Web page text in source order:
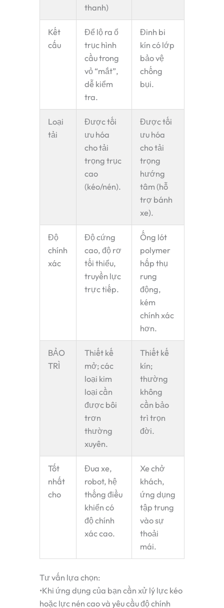
thanh)
Kết
cấu
Để lộ raổ
trục hình
cầutrong
vỏ “mắt”,
dễ kiểm
tra.
Đinh bi
kín có lớp
bảo vệ
chống
bụi.
Loại
tải
Được tối
ưu hóa
cho tải
trọng trục
cao
(kéo/nén).
Được tối
ưu hóa
cho tải
trọng
hướng
tâm (hỗ
trợ bánh
xe).
Độ
chính
xác
Độ cứng
cao, độ rơ
tối thiểu,
truyền lực
trực tiếp.
Ống lót
polymer
hấp thụ
rung
động,
kém
chính xác
hơn.
BẢO
TRÌ
Thiết kế
mở; các
loại kim
loại cần
được bôi
trơn
thường
xuyên.
Thiết kế
kín;
thường
không
cần bảo
trì trọn
đời.
Tốt
nhất
cho
Đua xe,
robot, hệ
thống điều
khiển có
độ chính
xác cao.
Xe chở
khách,
ứng dụng
tập trung
vào sự
thoải
mái.
Tư vấn lựa chọn:
•Khi ứng dụng của bạn cần xử lý lực kéo
hoặc lực nén caovà yêu cầuđộ chính